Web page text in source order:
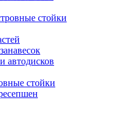
стойки
автодисков
стойки